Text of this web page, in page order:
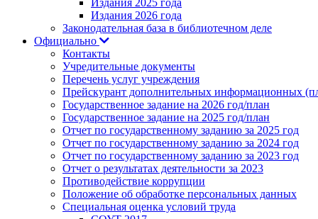
Издания 2025 года
Издания 2026 года
Законодательная база в библиотечном деле
Официально
Контакты
Учредительные документы
Перечень услуг учреждения
Прейскурант дополнительных информационных
Государственное задание на 2026 год/план
Государственное задание на 2025 год/план
Отчет по государственному заданию за 2025 год
Отчет по государственному заданию за 2024 год
Отчет по государственному заданию за 2023 год
Отчет о результатах деятельности за 2023
Противодействие коррупции
Положение об обработке персональных данных
Специальная оценка условий труда